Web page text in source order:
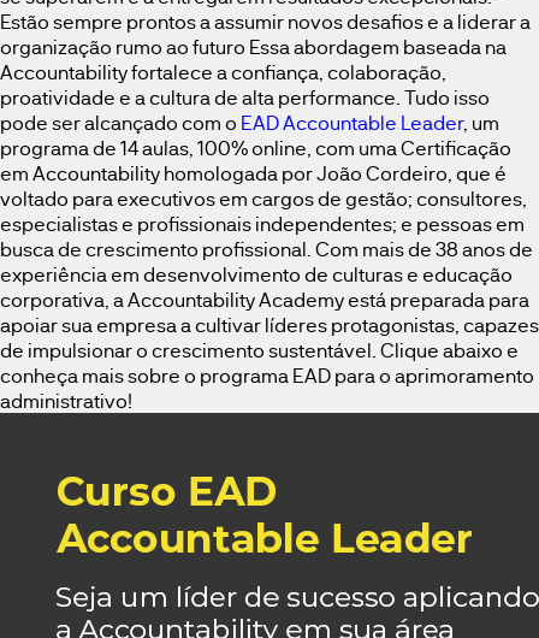
Estão sempre prontos a assumir novos desafios e a liderar a
organização rumo ao futuro Essa abordagem baseada na
Accountability fortalece a confiança, colaboração,
proatividade e a cultura de alta performance. Tudo isso
pode ser alcançado com o EAD Accountable Leader, um
programa de 14 aulas, 100% online, com uma Certificação
em Accountability homologada por João Cordeiro, que é
voltado para executivos em cargos de gestão; consultores,
especialistas e profissionais independentes; e pessoas em
busca de crescimento profissional. Com mais de 38 anos de
experiência em desenvolvimento de culturas e educação
corporativa, a Accountability Academy está preparada para
apoiar sua empresa a cultivar líderes protagonistas, capazes
de impulsionar o crescimento sustentável. Clique abaixo e
conheça mais sobre o programa EAD para o aprimoramento
administrativo!